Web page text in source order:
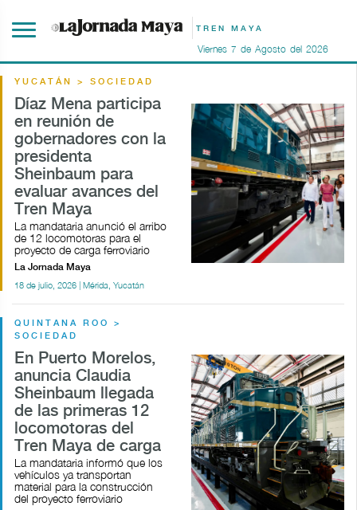
TREN MAYA
Viernes 7 de Agosto del 2026
YUCATÁN > SOCIEDAD
Díaz Mena participa
en reunión de
gobernadores con la
presidenta
Sheinbaum para
evaluar avances del
Tren Maya
La mandataria anunció el arribo
de 12 locomotoras para el
proyecto de carga ferroviario
La Jornada Maya
18 de julio, 2026 | Mérida, Yucatán
QUINTANA ROO >
SOCIEDAD
En Puerto Morelos,
anuncia Claudia
Sheinbaum llegada
de las primeras 12
locomotoras del
Tren Maya de carga
La mandataria informó que los
vehículos ya transportan
material para la construcción
del proyecto ferroviario